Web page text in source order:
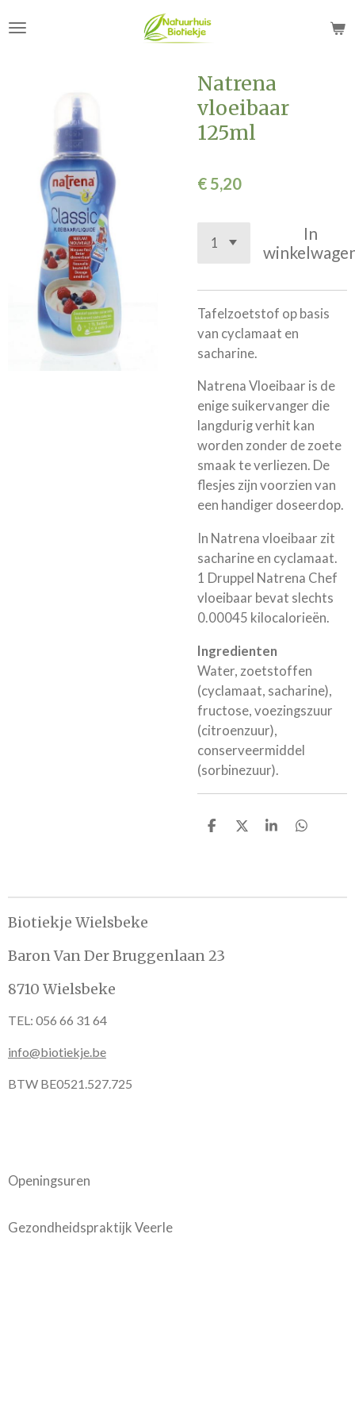
direct
hoofdinhoud
Natrena
vloeibaar
125ml
€ 5,20
In
Tafelzoetstof op basis
van cyclamaat en
sacharine.
Natrena Vloeibaar is de
enige suikervanger die
langdurig verhit kan
worden zonder de zoete
smaak te verliezen. De
flesjes zijn voorzien van
een handiger doseerdop.
In Natrena vloeibaar zit
sacharine en cyclamaat.
1 Druppel Natrena Chef
vloeibaar bevat slechts
0.00045 kilocalorieën.
Ingredienten
Water, zoetstoffen
(cyclamaat, sacharine),
fructose, voezingszuur
(citroenzuur),
conserveermiddel
(sorbinezuur).
D
D
S
D
Biotiekje Wielsbeke
Baron Van Der Bruggenlaan 23
8710 Wielsbeke
TEL: 056 66 31 64
info@biotiekje.be
BTW BE0521.527.725
Openingsuren
Gezondheidspraktijk Veerle